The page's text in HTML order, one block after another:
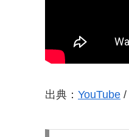
出典： YouTube /